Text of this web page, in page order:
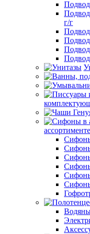
г/г
ассортименте